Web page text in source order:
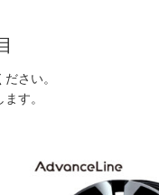
さい。
す。